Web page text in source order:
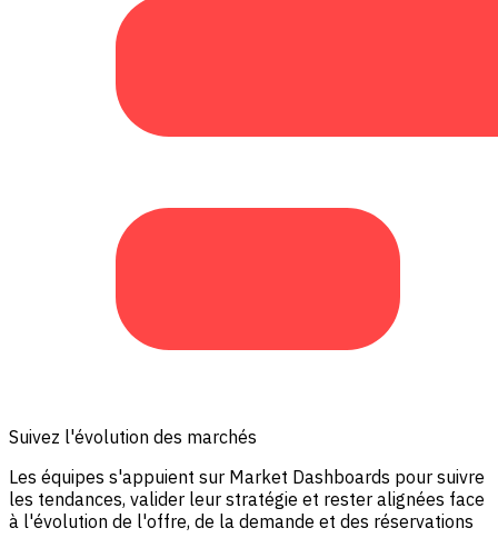
Suivez l'évolution des marchés
Les équipes s'appuient sur Market Dashboards pour suivre
les tendances, valider leur stratégie et rester alignées face
à l'évolution de l'offre, de la demande et des réservations